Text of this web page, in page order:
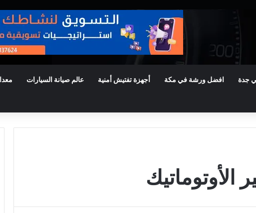
جدة افضل ورشة في مكة أجهزة تفتيش أمنية عالم صيانة السيارات